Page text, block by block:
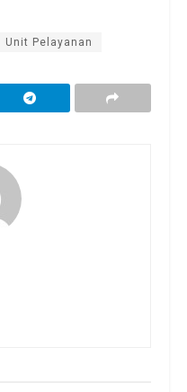
Unit Pelayanan